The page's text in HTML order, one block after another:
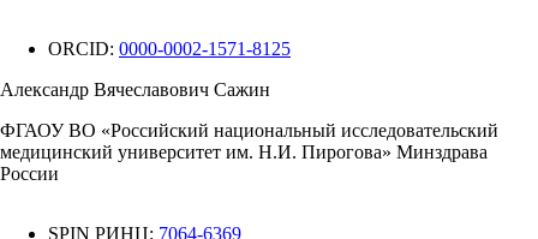
ORCID: 0000-0002-1571-8125
Александр Вячеславович Сажин
ФГАОУ ВО «Российский национальный исследовательский
медицинский университет им. Н.И. Пирогова» Минздрава
России
SPIN РИНЦ: 7064-6369